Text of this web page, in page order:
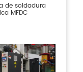
de soldadura
MFDC